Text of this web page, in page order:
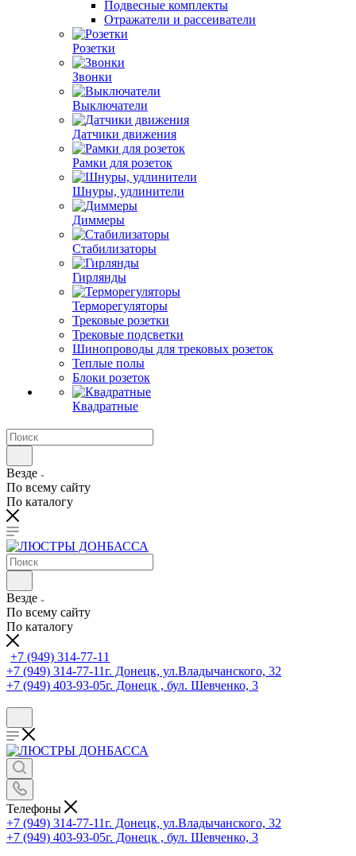
Подвесные комплекты
Отражатели и рассеиватели
Розетки
Звонки
Выключатели
Датчики движения
Рамки для розеток
Шнуры, удлинители
Диммеры
Стабилизаторы
Гирлянды
Терморегуляторы
Трековые розетки
Трековые подсветки
Шинопроводы для трековых розеток
Теплые полы
Блоки розеток
Квадратные
Везде
По всему сайту
По каталогу
Везде
По всему сайту
По каталогу
+7 (949) 314-77-11
+7 (949) 314-77-11г. Донецк, ул.Владычанского, 32
+7 (949) 403-93-05г. Донецк , бул. Шевченко, 3
Телефоны
+7 (949) 314-77-11г. Донецк, ул.Владычанского, 32
+7 (949) 403-93-05г. Донецк , бул. Шевченко, 3